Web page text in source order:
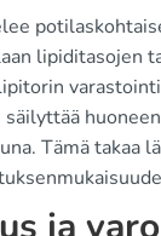
lipiditasojen
Tämä takaa